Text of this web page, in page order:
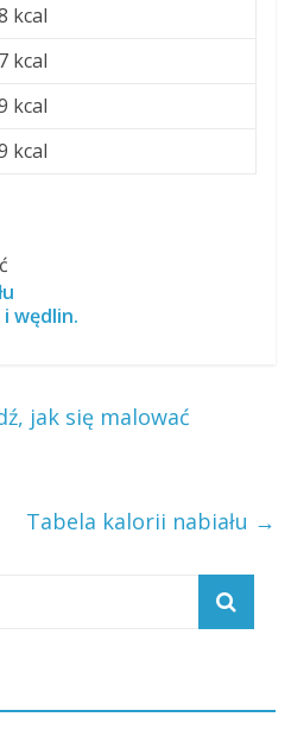
kcal
kcal
kcal
kcal
wędlin.
jak się malować
Tabela kalorii nabiału →